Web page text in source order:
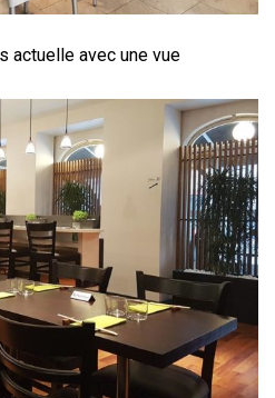
actuelle avec une vue